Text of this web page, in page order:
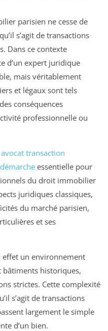
parisien ne cesse de
s’agit de transactions
Dans ce contexte
d’un expert juridique
mais véritablement
et légaux sont tels
conséquences
professionnelle ou
avocat transaction
démarche essentielle pour
du droit immobilier
juridiques classiques,
du marché parisien,
et ses
effet un environnement
historiques,
strictes. Cette complexité
s’agit de transactions
largement le simple
d’un bien.